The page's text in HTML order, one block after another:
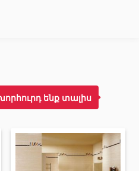
(8)
ենք տալիս